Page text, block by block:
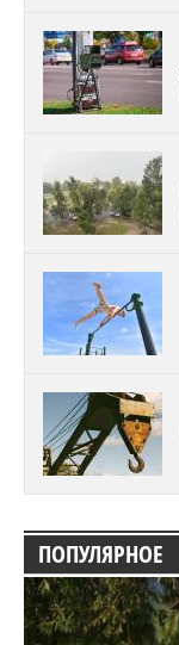
ПОПУЛЯРНОЕ